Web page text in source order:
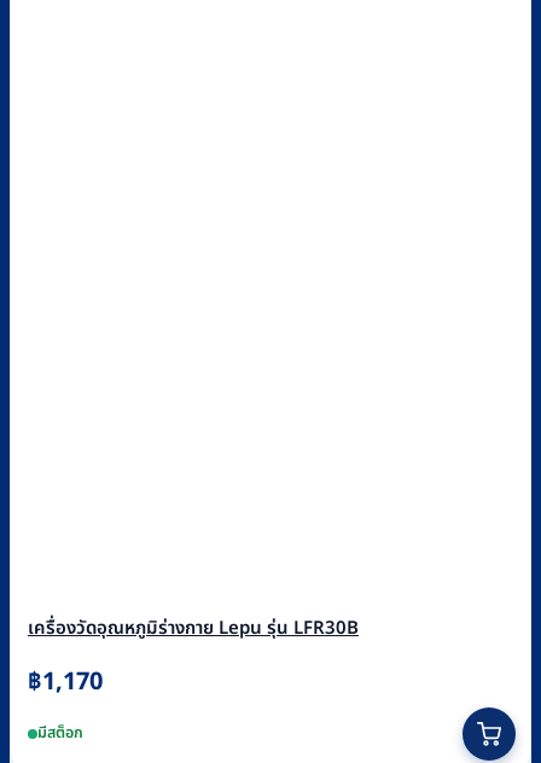
เครื่องวัดอุณหภูมิร่างกาย Lepu รุ่น LFR30B
฿1,170
มีสต็อก